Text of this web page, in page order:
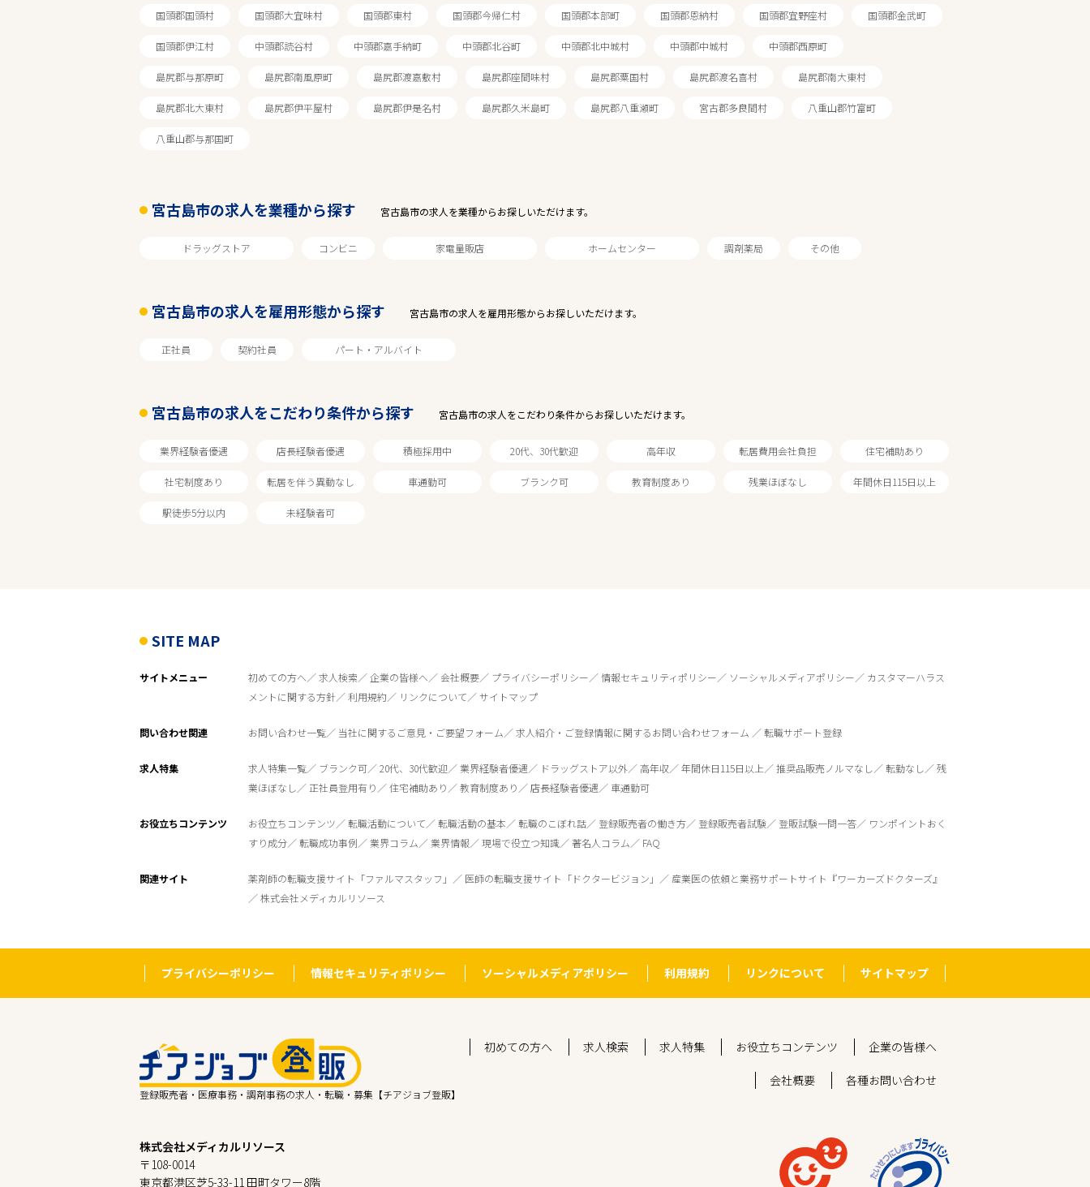
エリアで探す 駅から探す
宮古島市
ホームセンター
フリーワード
国頭郡国頭村 国頭郡大宜味村 国頭郡東村 国頭郡今帰仁村 国頭郡本部町 国頭郡恩納村 国頭郡宜野座村 国頭郡金武町
国頭郡伊江村 中頭郡読谷村 中頭郡嘉手納町 中頭郡北谷町 中頭郡北中城村 中頭郡中城村 中頭郡西原町
島尻郡与那原町 島尻郡南風原町 島尻郡渡嘉敷村 島尻郡座間味村 島尻郡粟国村 島尻郡渡名喜村 島尻郡南大東村
島尻郡北大東村 島尻郡伊平屋村 島尻郡伊是名村 島尻郡久米島町 島尻郡八重瀬町 宮古郡多良間村 八重山郡竹富町
八重山郡与那国町
宮古島市の求人を業種から探す 宮古島市の求人を業種からお探しいただけます。
ドラッグストア コンビニ 家電量販店 ホームセンター 調剤薬局 その他
宮古島市の求人を雇用形態から探す 宮古島市の求人を雇用形態からお探しいただけます。
正社員 契約社員 パート・アルバイト
宮古島市の求人をこだわり条件から探す 宮古島市の求人をこだわり条件からお探しいただけます。
業界経験者優遇 店長経験者優遇 積極採用中 20代、30代歓迎 高年収 転居費用会社負担 住宅補助あり
社宅制度あり 転居を伴う異動なし 車通勤可 ブランク可 教育制度あり 残業ほぼなし 年間休日115日以上
駅徒歩5分以内 未経験者可
SITE MAP
サイトメニュー 初めての方へ 求人検索 企業の皆様へ 会社概要 プライバシーポリシー 情報セキュリティポリシー ソーシャルメディアポリシー
カスタマーハラス
メントに関する方針
利用規約 リンクについて サイトマップ
問い合わせ関連 お問い合わせ一覧 当社に関するご意見・ご要望フォーム 求人紹介・ご登録情報に関するお問い合わせフォーム 転職サポート登録
求人特集 求人特集一覧 ブランク可 20代、30代歓迎 業界経験者優遇 ドラッグストア以外 高年収 年間休日115日以上 推奨品販売ノルマなし 転勤なし
残
業ほぼなし
正社員登用有り 住宅補助あり 教育制度あり 店長経験者優遇 車通勤可
お役立ちコンテンツ お役立ちコンテンツ 転職活動について 転職活動の基本 転職のこぼれ話 登録販売者の働き方 登録販売者試験 登販試験一問一答
ワンポイントおく
すり成分
転職成功事例 業界コラム 業界情報 現場で役立つ知識 著名人コラム FAQ
関連サイト 薬剤師の転職支援サイト「ファルマスタッフ」 医師の転職支援サイト「ドクタービジョン」
産業医の依頼と業務サポートサイト『ワーカーズドクターズ』
株式会社メディカルリソース
プライバシーポリシー 情報セキュリティポリシー ソーシャルメディアポリシー 利用規約 リンクについて サイトマップ
登録販売者・医療事務・調剤事務の求人・転職・募集【チアジョブ登販】
初めての方へ 求人検索 求人特集 お役立ちコンテンツ 企業の皆様へ
会社概要 各種お問い合わせ
株式会社メディカルリソース
〒108-0014
東京都港区芝5-33-11 田町タワー8階